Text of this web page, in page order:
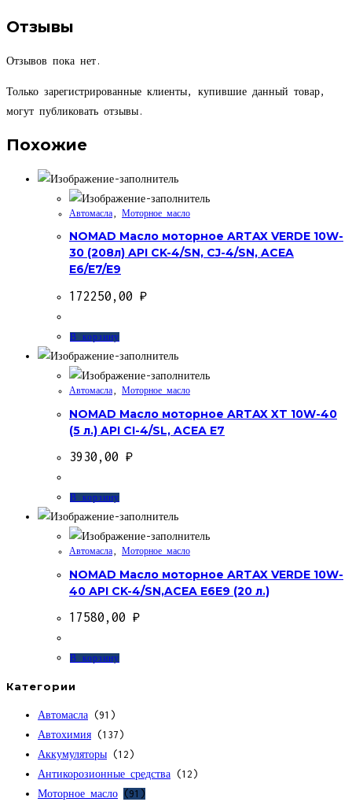
Отзывы
Отзывов пока нет.
Только зарегистрированные клиенты, купившие данный товар,
могут публиковать отзывы.
Похожие
Автомасла Моторное масло
NOMAD Масло моторное ARTAX VERDE 10W-
30 (208л) API CK-4/SN, CJ-4/SN, ACEA
E6/E7/E9
172250,00 ₽
В корзину
Автомасла Моторное масло
NOMAD Масло моторное ARTAX XT 10W-40
(5 л.) API CI-4/SL, ACEA E7
3930,00 ₽
В корзину
Автомасла Моторное масло
NOMAD Масло моторное ARTAX VERDE 10W-
40 API CK-4/SN,ACEA E6E9 (20 л.)
17580,00 ₽
В корзину
Категории
Автомасла (91)
Автохимия (137)
Аккумуляторы (12)
Антикорозионные средства (12)
Моторное масло (91)